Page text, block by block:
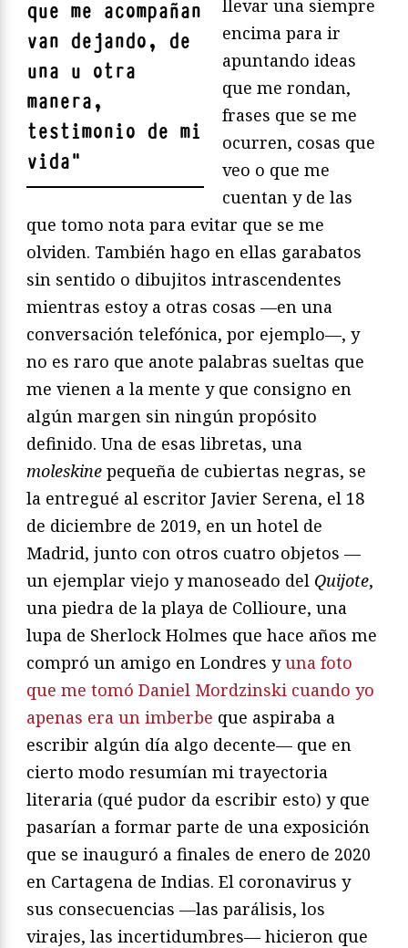
que me acompañan
van dejando, de
una u otra
manera,
testimonio de mi
vida"
llevar una siempre
encima para ir
apuntando ideas
que me rondan,
frases que se me
ocurren, cosas que
veo o que me
cuentan y de las
que tomo nota para evitar que se me
olviden. También hago en ellas garabatos
sin sentido o dibujitos intrascendentes
mientras estoy a otras cosas —en una
conversación telefónica, por ejemplo—, y
no es raro que anote palabras sueltas que
me vienen a la mente y que consigno en
algún margen sin ningún propósito
definido. Una de esas libretas, una
moleskine pequeña de cubiertas negras, se
la entregué al escritor Javier Serena, el 18
de diciembre de 2019, en un hotel de
Madrid, junto con otros cuatro objetos —
un ejemplar viejo y manoseado del Quijote,
una piedra de la playa de Collioure, una
lupa de Sherlock Holmes que hace años me
compró un amigo en Londres yuna foto
que me tomó Daniel Mordzinski cuando yo
apenas era un imberbe que aspiraba a
escribir algún día algo decente— que en
cierto modo resumían mi trayectoria
literaria (qué pudor da escribir esto) y que
pasarían a formar parte de una exposición
que se inauguró a finales de enero de 2020
en Cartagena de Indias. El coronavirus y
sus consecuencias —las parálisis, los
virajes, las incertidumbres— hicieron que